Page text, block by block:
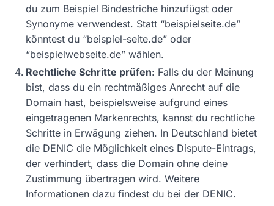
du zum Beispiel Bindestriche hinzufügst oder
Synonyme verwendest. Statt “beispielseite.de”
könntest du “beispiel-seite.de” oder
“beispielwebseite.de” wählen.
Rechtliche Schritte prüfen: Falls du der Meinung
bist, dass du ein rechtmäßiges Anrecht auf die
Domain hast, beispielsweise aufgrund eines
eingetragenen Markenrechts, kannst du rechtliche
Schritte in Erwägung ziehen. In Deutschland bietet
die DENIC die Möglichkeit eines Dispute-Eintrags,
der verhindert, dass die Domain ohne deine
Zustimmung übertragen wird. Weitere
Informationen dazu findest du bei der DENIC.